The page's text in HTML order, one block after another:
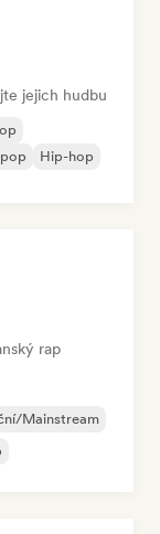
jejich hudbu
Hip-hop
rap
Mainstream